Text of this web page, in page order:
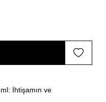
İhtişamın ve